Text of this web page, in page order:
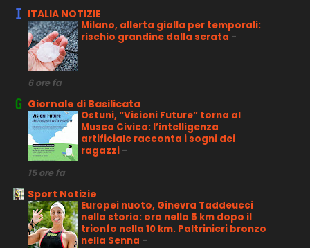
ITALIA NOTIZIE
Milano, allerta gialla per temporali:
rischio grandine dalla serata -
6 ore fa
Giornale di Basilicata
Ostuni, “Visioni Future” torna al
Museo Civico: l’intelligenza
artificiale racconta i sogni dei
ragazzi -
15 ore fa
Sport Notizie
Europei nuoto, Ginevra Taddeucci
nella storia: oro nella 5 km dopo il
trionfo nella 10 km. Paltrinieri bronzo
nella Senna -